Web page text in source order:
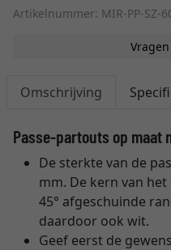
Artikelnummer: MIR-PP-SZ-
Omschrijving
Passe-partouts op
De sterkte van de
mm. De kern van
45° afgeschuinde
daardoor ook wit.
Geef eerst de